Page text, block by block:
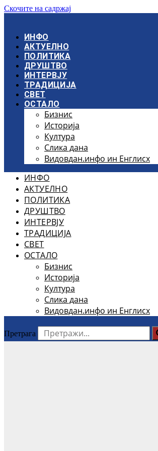
Скочите на садржај
ИНФО
АКТУЕЛНО
ПОЛИТИКА
ДРУШТВО
ИНТЕРВЈУ
ТРАДИЦИЈА
СВЕТ
ОСТАЛО
Бизнис
Историја
Култура
Слика дана
Видовдан.инфо ин Енглисх
ИНФО
АКТУЕЛНО
ПОЛИТИКА
ДРУШТВО
ИНТЕРВЈУ
ТРАДИЦИЈА
СВЕТ
ОСТАЛО
Бизнис
Историја
Култура
Слика дана
Видовдан.инфо ин Енглисх
Претрага